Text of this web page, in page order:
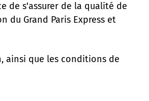
de s'assurer de la qualité de
Grand Paris Express et
ainsi que les conditions de